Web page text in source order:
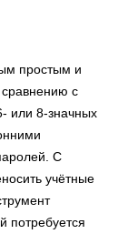
простым и
сравнению с
или 8-значных
С
учётные
потребуется